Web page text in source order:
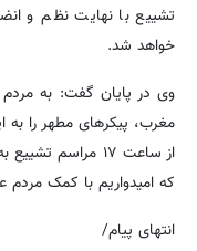
تشییع با نهایت نظم و
خواهد شد.
وی در پایان گفت: به
مغرب، پیکرهای مطهر را به
از ساعت ۱۷
که امیدواریم با کمک مردم
انتهای پیام/